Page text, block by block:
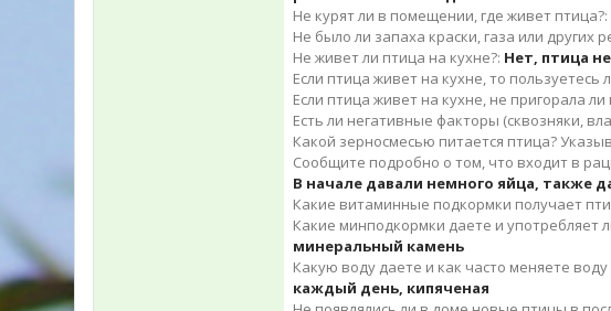
Не курят ли в помещении, где живет птица?:
Не было ли запаха краски, газа или других
Не живет ли птица на кухне?: Нет, птица
Если птица живет на кухне, то
Если птица живет на кухне, не пригорала
Есть ли негативные факторы (сквозняки,
Какой зерносмесью питается птица?
Сообщите подробно о том, что входит в
В начале давали немного яйца, также
Какие витаминные подкормки получает
Какие минподкормки даете и употребляет
минеральный камень
Какую воду даете и как часто меняете
каждый день, кипяченая